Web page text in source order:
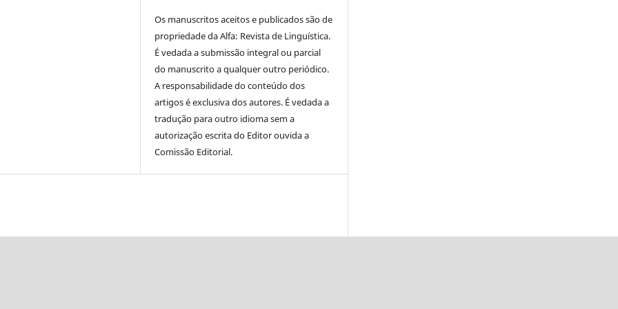
Os manuscritos aceitos e publicados são de
propriedade da Alfa: Revista de Linguística.
É vedada a submissão integral ou parcial
do manuscrito a qualquer outro periódico.
A responsabilidade do conteúdo dos
artigos é exclusiva dos autores. É vedada a
tradução para outro idioma sem a
autorização escrita do Editor ouvida a
Comissão Editorial.